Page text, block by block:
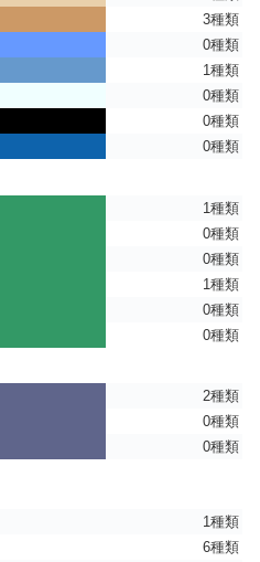
3種類
0種類
1種類
0種類
0種類
0種類
1種類
0種類
0種類
1種類
0種類
0種類
2種類
0種類
0種類
1種類
6種類